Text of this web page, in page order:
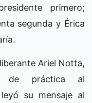
primero;
segunda y Érica
Ariel Notta,
de práctica al
su mensaje al